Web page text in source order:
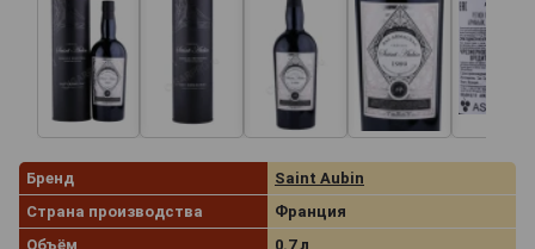
Бренд
Saint Aubin
Страна производства
Франция
Объём
0.7 л